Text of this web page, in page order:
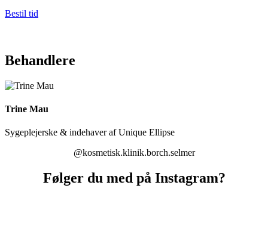
Bestil tid
Behandlere
Trine Mau
Sygeplejerske & indehaver af Unique Ellipse
@kosmetisk.klinik.borch.selmer
Følger du med på Instagram?